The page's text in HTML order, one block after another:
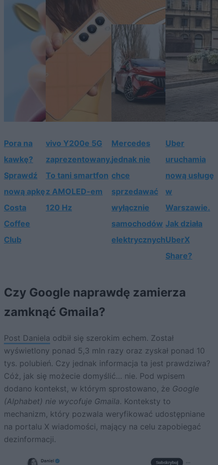
Pora na
kawkę?
Sprawdź
nową apkę
Costa
Coffee
Club
vivo Y200e 5G
zaprezentowany.
To tani smartfon
z AMOLED-em
120 Hz
Mercedes
jednak nie
chce
sprzedawać
wyłącznie
samochodów
elektrycznych
Uber
uruchamia
nową usługę
w
Warszawie.
Jak działa
UberX
Share?
Czy Google naprawdę zamierza
zamknąć Gmaila?
Post Daniela odbił się szerokim echem. Został
wyświetlony ponad 5,3 mln razy oraz zyskał ponad 10
tys. polubień. Czy jednak informacja ta jest prawdziwa?
Cóż, jak się możecie domyślić… nie. Pod wpisem
dodano kontekst, w którym sprostowano, że Google
(Alphabet) nie wycofuje Gmaila. Konteksty to
mechanizm, który pozwala weryfikować udostępniane
na portalu X wiadomości, mający na celu zapobiegać
dezinformacji.